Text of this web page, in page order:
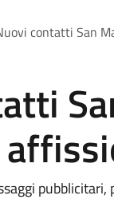
contatti San